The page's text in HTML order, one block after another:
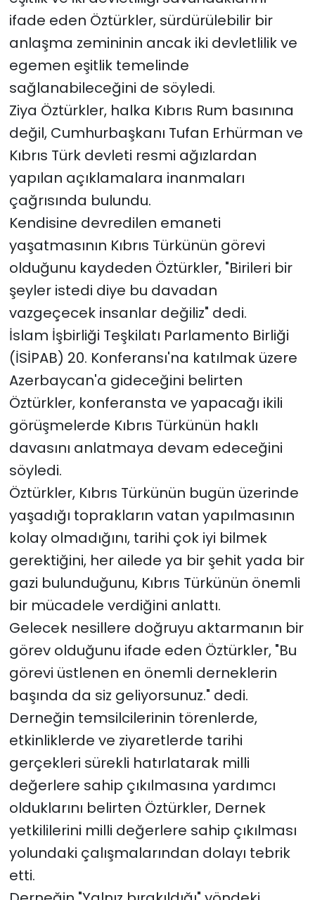
ifade eden Öztürkler, sürdürülebilir bir
anlaşma zemininin ancak iki devletlilik ve
egemen eşitlik temelinde
sağlanabileceğini de söyledi.
Ziya Öztürkler, halka Kıbrıs Rum basınına
değil, Cumhurbaşkanı Tufan Erhürman ve
Kıbrıs Türk devleti resmi ağızlardan
yapılan açıklamalara inanmaları
çağrısında bulundu.
Kendisine devredilen emaneti
yaşatmasının Kıbrıs Türkünün görevi
olduğunu kaydeden Öztürkler, "Birileri bir
şeyler istedi diye bu davadan
vazgeçecek insanlar değiliz" dedi.
İslam İşbirliği Teşkilatı Parlamento Birliği
(İSİPAB) 20. Konferansı'na katılmak üzere
Azerbaycan'a gideceğini belirten
Öztürkler, konferansta ve yapacağı ikili
görüşmelerde Kıbrıs Türkünün haklı
davasını anlatmaya devam edeceğini
söyledi.
Öztürkler, Kıbrıs Türkünün bugün üzerinde
yaşadığı toprakların vatan yapılmasının
kolay olmadığını, tarihi çok iyi bilmek
gerektiğini, her ailede ya bir şehit yada bir
gazi bulunduğunu, Kıbrıs Türkünün önemli
bir mücadele verdiğini anlattı.
Gelecek nesillere doğruyu aktarmanın bir
görev olduğunu ifade eden Öztürkler, "Bu
görevi üstlenen en önemli derneklerin
başında da siz geliyorsunuz." dedi.
Derneğin temsilcilerinin törenlerde,
etkinliklerde ve ziyaretlerde tarihi
gerçekleri sürekli hatırlatarak milli
değerlere sahip çıkılmasına yardımcı
olduklarını belirten Öztürkler, Dernek
yetkililerini milli değerlere sahip çıkılması
yolundaki çalışmalarından dolayı tebrik
etti.